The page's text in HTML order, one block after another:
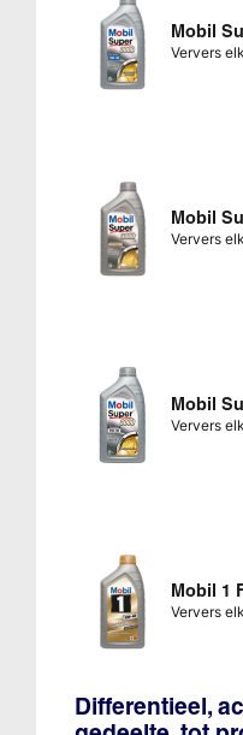
Mobil
Ververs
Mobil
Ververs
Mobil
Ververs
Mobil 1
Ververs
Differentieel,